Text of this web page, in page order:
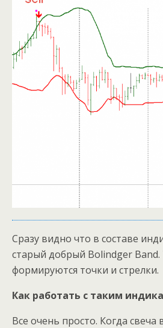
Сразу видно что в составе
старый добрый Bolindger
формируются точки и стрелки.
Как работать с таким
Все очень просто. Когда